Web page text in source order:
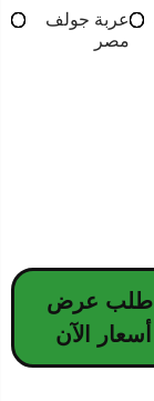
عربة جولف
مصر
اطلب عرض
أسعار الآن